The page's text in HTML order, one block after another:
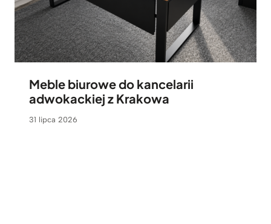
Meble biurowe do kancelarii
adwokackiej z Krakowa
31 lipca 2026